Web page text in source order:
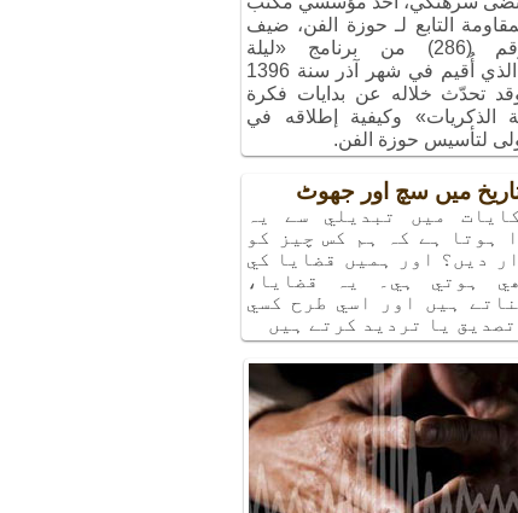
التابع لـ حوزة الفن، ضيف
البرنامج رقم (286) من برنامج «ليلة
الذكريات»، الذي أُقيم في شهر آذر سنة 1396
تحدّث خلاله عن بدايات فكرة
الذكريات» وكيفية إطلاقه في
لتأسيس حوزة الفن.
ميں سچ اور جھوٹ
ميں تبديلي سے يہ
ہوتا ہے كہ ہم كس چيز كو
ديں؟ اور ہميں قضايا كي
ہوتي ہي۔ يہ قضايا،
ہيں اور اسي طرح كسي
يا ترديد كرتے ہيں